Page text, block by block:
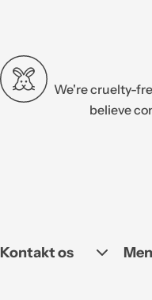
We're cruelty-
believe
Kontakt os